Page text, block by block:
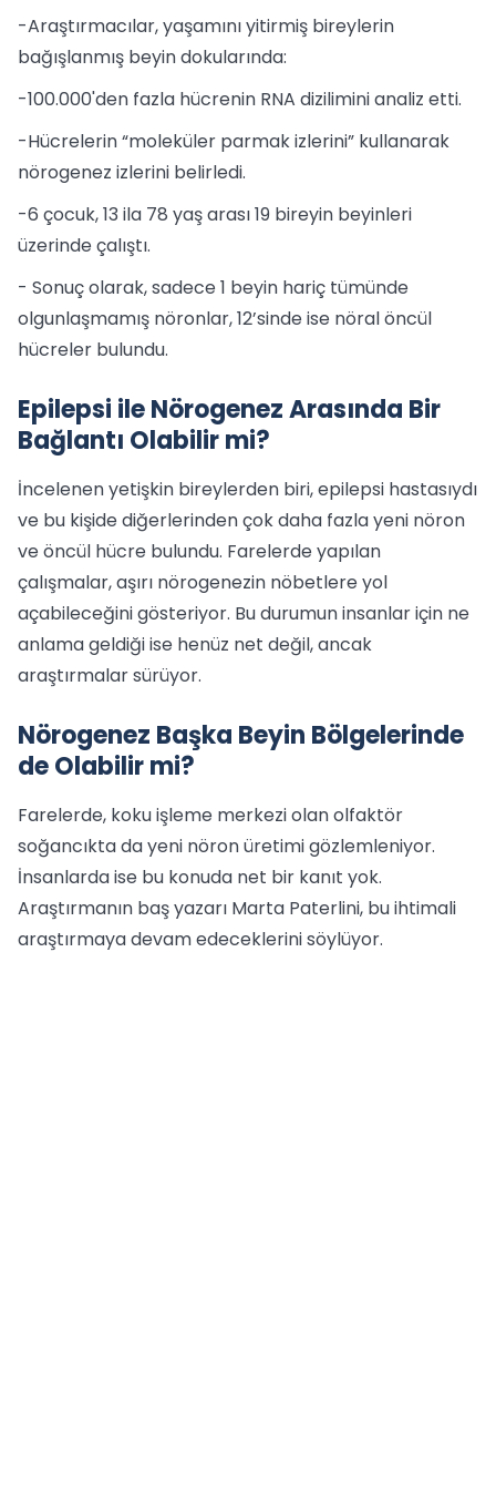
-Araştırmacılar, yaşamını yitirmiş bireylerin
bağışlanmış beyin dokularında:
-100.000'den fazla hücrenin RNA dizilimini analiz etti.
-Hücrelerin “moleküler parmak izlerini” kullanarak
nörogenez izlerini belirledi.
-6 çocuk, 13 ila 78 yaş arası 19 bireyin beyinleri
üzerinde çalıştı.
- Sonuç olarak, sadece 1 beyin hariç tümünde
olgunlaşmamış nöronlar, 12’sinde ise nöral öncül
hücreler bulundu.
Epilepsi ile Nörogenez Arasında Bir
Bağlantı Olabilir mi?
İncelenen yetişkin bireylerden biri, epilepsi hastasıydı
ve bu kişide diğerlerinden çok daha fazla yeni nöron
ve öncül hücre bulundu. Farelerde yapılan
çalışmalar, aşırı nörogenezin nöbetlere yol
açabileceğini gösteriyor. Bu durumun insanlar için ne
anlama geldiği ise henüz net değil, ancak
araştırmalar sürüyor.
Nörogenez Başka Beyin Bölgelerinde
de Olabilir mi?
Farelerde, koku işleme merkezi olan olfaktör
soğancıkta da yeni nöron üretimi gözlemleniyor.
İnsanlarda ise bu konuda net bir kanıt yok.
Araştırmanın baş yazarı Marta Paterlini, bu ihtimali
araştırmaya devam edeceklerini söylüyor.